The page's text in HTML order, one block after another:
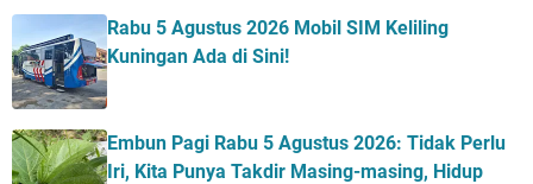
Rabu 5 Agustus 2026 Mobil SIM Keliling
Kuningan Ada di Sini!
Embun Pagi Rabu 5 Agustus 2026: Tidak Perlu
Iri, Kita Punya Takdir Masing-masing, Hidup